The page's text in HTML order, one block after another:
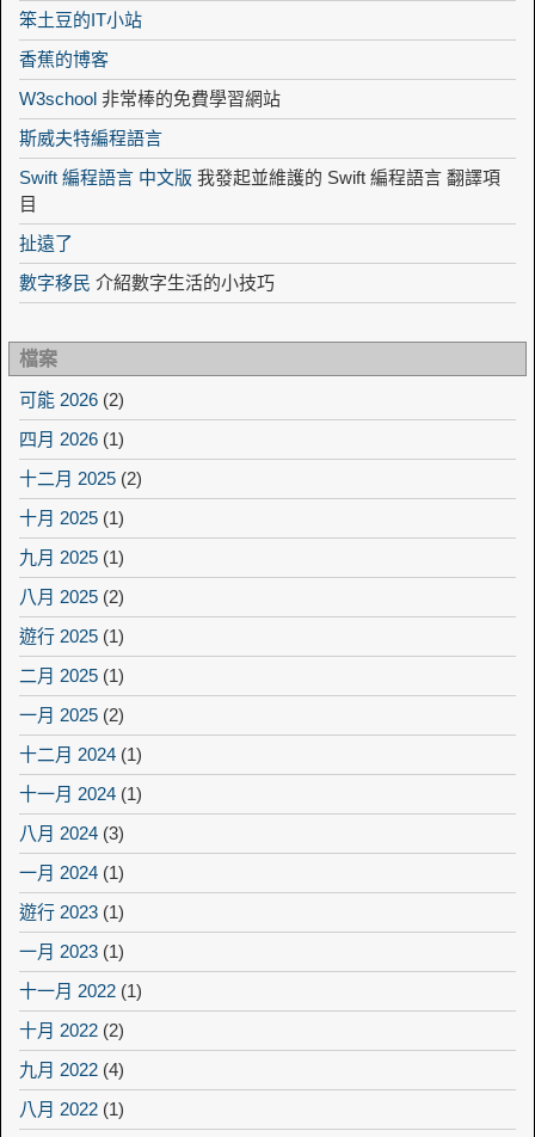
笨土豆的IT小站
香蕉的博客
W3school 非常棒的免費學習網站
斯威夫特編程語言
Swift 編程語言 中文版 我發起並維護的 Swift 編程語言 翻譯項
目
扯遠了
數字移民 介紹數字生活的小技巧
檔案
可能 2026 (2)
四月 2026 (1)
十二月 2025 (2)
十月 2025 (1)
九月 2025 (1)
八月 2025 (2)
遊行 2025 (1)
二月 2025 (1)
一月 2025 (2)
十二月 2024 (1)
十一月 2024 (1)
八月 2024 (3)
一月 2024 (1)
遊行 2023 (1)
一月 2023 (1)
十一月 2022 (1)
十月 2022 (2)
九月 2022 (4)
八月 2022 (1)